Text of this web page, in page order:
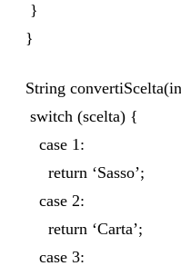
}
}
String
switch (scelta) {
case 1:
return ‘Sasso’;
case 2:
return ‘Carta’;
case 3: